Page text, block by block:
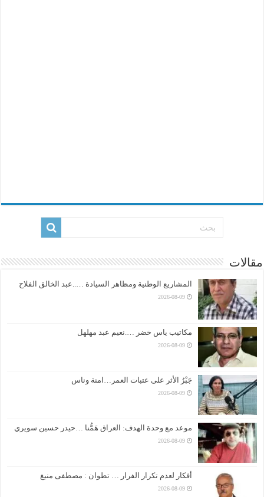
مقالات
المشاريع الوطنية ومظاهر السيادة …..عبد الخالق الفلاح
2026-08-09
مكاتيب ياس خضر ….نعيم عبد مهلهل
2026-08-09
جَبْرُ الأثر على عتبات العمر…امنة وناس
2026-08-09
موعد مع وحدة الهدف: العراق هَمُّنا …حيدر حسين سويري
2026-08-09
أفكار لعدم تكرار الفرار … تطوان : مصطفى منيغ
2026-08-09